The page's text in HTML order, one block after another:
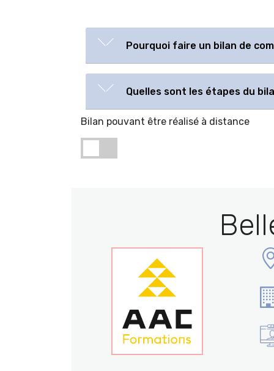
Pourquoi faire un bilan de
Quelles sont les étapes du
Bilan pouvant être réalisé à distance